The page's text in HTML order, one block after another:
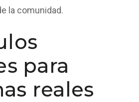
la comunidad.
para
reales